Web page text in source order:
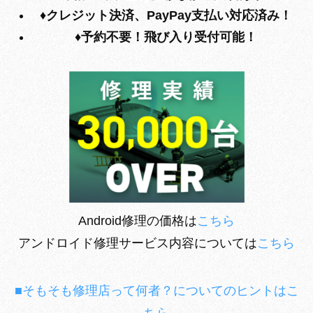
♦クレジット決済、PayPay支払い対応済み！
♦予約不要！飛び入り受付可能！
Android修理の価格はこちら
アンドロイド修理サービス内容についてはこちら
■そもそも修理店って何者？についてのヒントはこ